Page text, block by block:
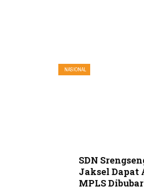
NASIONAL
SDN
Jaksel Dapat
MPLS